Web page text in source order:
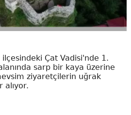
ilçesindeki Çat Vadisi'nde 1.
sarp bir kaya üzerine
ziyaretçilerin uğrak
alıyor.